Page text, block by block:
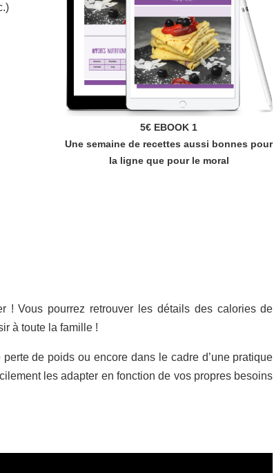
5€ EBOOK 1
Une semaine de recettes aussi bonnes pour
la ligne que pour le moral
! Vous pourrez retrouver les détails des calories de
à toute la famille !
de poids ou encore dans le cadre d’une pratique
les adapter en fonction de vos propres besoins